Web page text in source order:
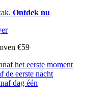
Ontdek nu
€59
het eerste moment
de eerste nacht
dag één